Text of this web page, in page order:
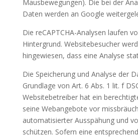
Mausbewegungen). Die bei der
Daten werden an Google
Die reCAPTCHA-Analysen laufen
Hintergrund. Websitebesucher
hingewiesen, dass eine Analyse
Die Speicherung und Analyse der
Grundlage von Art. 6 Abs. 1 lit. f
Websitebetreiber hat ein
seine Webangebote vor
automatisierter Ausspähung und
schützen. Sofern eine